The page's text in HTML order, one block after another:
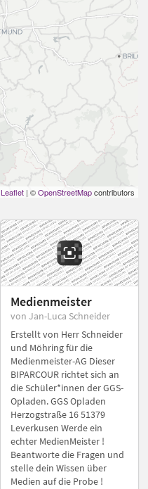
Leaflet | ©OpenStreetMapcontributors
Medienmeister
von Jan-Luca Schneider
Erstellt von Herr Schneider
und Möhring für die
Medienmeister-AG Dieser
BIPARCOUR richtet sich an
die Schüler*innen der GGS-
Opladen. GGS Opladen
Herzogstraße 16 51379
Leverkusen Werde ein
echter MedienMeister !
Beantworte die Fragen und
stelle dein Wissen über
Medien auf die Probe !